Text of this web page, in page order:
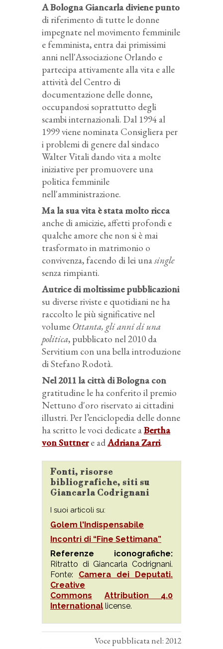
A Bologna Giancarla diviene punto
di riferimento di tutte le donne
impegnate nel movimento femminile
e femminista, entra dai primissimi
anni nell'Associazione Orlando e
partecipa attivamente alla vita e alle
attività del Centro di
documentazione delle donne,
occupandosi soprattutto degli
scambi internazionali. Dal 1994 al
1999 viene nominata Consigliera per
i problemi di genere dal sindaco
Walter Vitali dando vita a molte
iniziative per promuovere una
politica femminile
nell'amministrazione.
Ma la sua vita è stata molto ricca
anche di amicizie, affetti profondi e
qualche amore che non si è mai
trasformato in matrimonio o
convivenza, facendo di lei unasingle
senza rimpianti.
Autrice di moltissime pubblicazioni
su diverse riviste e quotidiani ne ha
raccolto le più significative nel
volume Ottanta, gli anni di una
politica, pubblicato nel 2010 da
Servitium con una bella introduzione
di Stefano Rodotà.
Nel 2011 la città di Bologna con
gratitudine le ha conferito il premio
Nettuno d'oro riservato ai cittadini
illustri. Per l’enciclopedia delle donne
ha scritto le voci dedicate aBertha
von Suttnere adAdriana Zarri.
Fonti, risorse
bibliografiche, siti su
Giancarla Codrignani
I suoi articoli su:
Golem l'Indispensabile
Incontri di “Fine Settimana”
Referenze iconografiche:
Ritratto di Giancarla Codrignani.
Fonte: Camera dei Deputati.
Creative
Commons
Attribution 4.0
International license.
Voce pubblicata nel: 2012